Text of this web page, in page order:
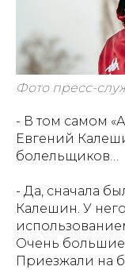
Фото пресс-
- В том самом
Евгений
болельщиков…
- Да, сначала
Калешин. У
Очень большие
Приезжали на